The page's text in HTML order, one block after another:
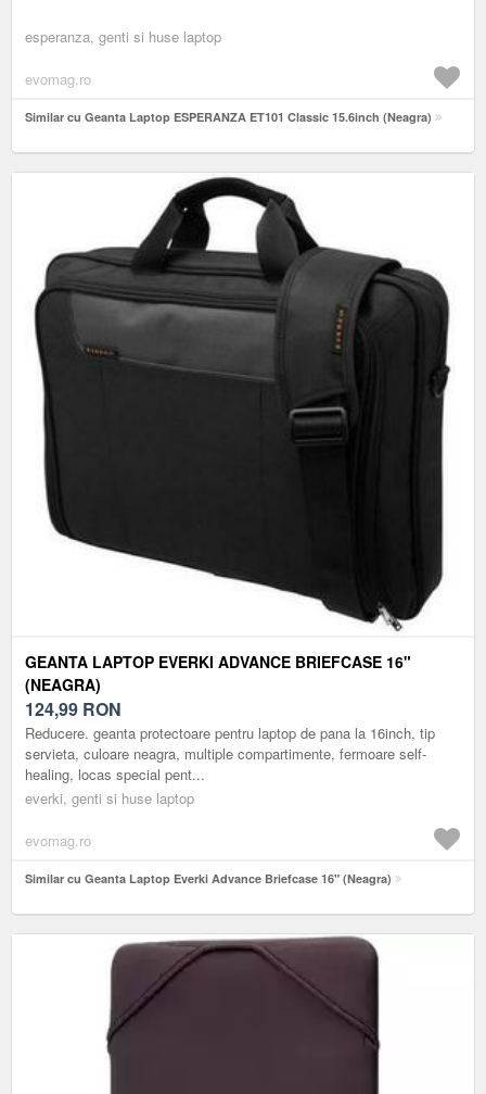
esperanza, genti si huse laptop
evomag.ro
Similar cu Geanta Laptop ESPERANZA ET101 Classic 15.6inch (Neagra)
GEANTA LAPTOP EVERKI ADVANCE BRIEFCASE 16"
(NEAGRA)
124,99 RON
Reducere. geanta protectoare pentru laptop de pana la 16inch, tip
servieta, culoare neagra, multiple compartimente, fermoare self-
healing, locas special pent...
everki, genti si huse laptop
evomag.ro
Similar cu Geanta Laptop Everki Advance Briefcase 16" (Neagra)